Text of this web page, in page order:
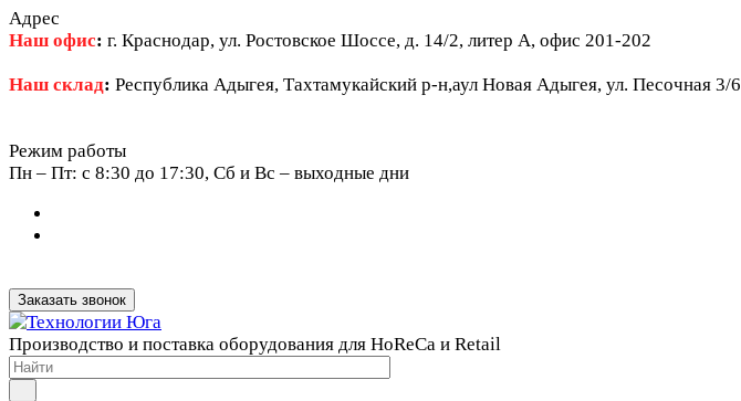
Адрес
Наш офис: г. Краснодар, ул. Ростовское Шоссе, д. 14/2, литер А, офис 201-202
Наш склад: Республика Адыгея, Тахтамукайский р-н,аул Новая Адыгея, ул. Песочная 3/6
Режим работы
Пн – Пт: c 8:30 до 17:30, Сб и Вс – выходные дни
Заказать звонок
Производство и поставка оборудования для HoReCa и Retail